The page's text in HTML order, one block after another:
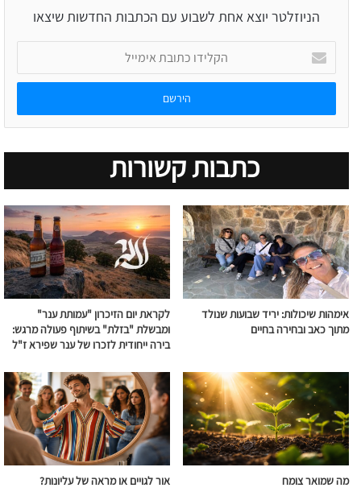
הניוזלטר יוצא אחת לשבוע עם הכתבות החדשות שיצאו
הקלידו
כתובת
אימייל
כתבות קשורות
אימהות שיכולות: יריד שבועות שנולד
מתוך כאב ובחירה בחיים
לקראת יום הזיכרון "עמותת ענר"
ומבשלת "בזלת" בשיתוף פעולה מרגש:
בירה ייחודית לזכרו של ענר שפירא ז"ל
מה שמואר צומח אור לגויים או מראה של עליונות?